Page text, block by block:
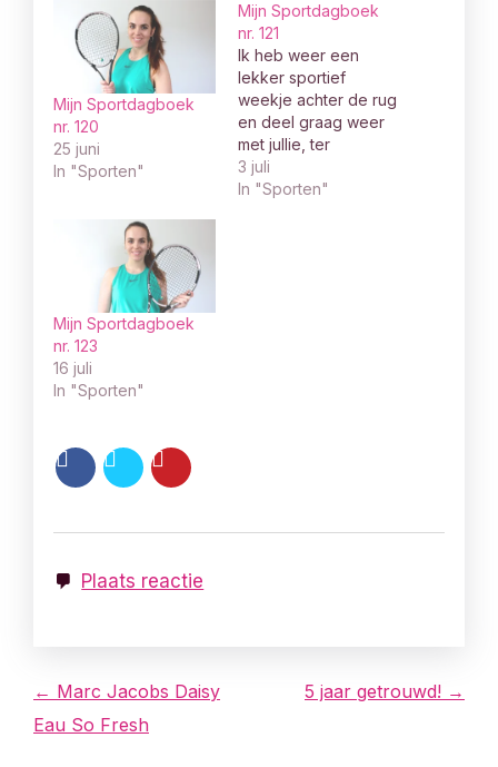
Mijn Sportdagboek
nr. 120
25 juni
In "Sporten"
Mijn Sportdagboek
nr. 121
Ik heb weer een
lekker sportief
weekje achter de rug
en deel graag weer
met jullie, ter
inspiratie, wat ik
allemaal heb gedaan.
3 juli
In "Sporten"
Mijn Sportdagboek
nr. 123
16 juli
In "Sporten"
Plaats reactie
B
e
← Marc Jacobs Daisy
Eau So Fresh
5 jaar getrouwd! →